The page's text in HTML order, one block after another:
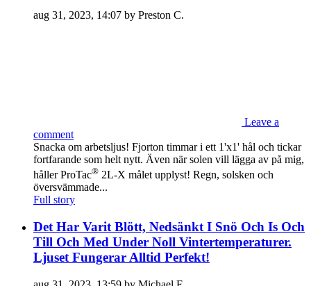
aug 31, 2023, 14:07 by Preston C.
Leave a
comment
Snacka om arbetsljus! Fjorton timmar i ett 1'x1' hål och tickar
fortfarande som helt nytt. Även när solen vill lägga av på mig,
håller ProTac® 2L-X målet upplyst! Regn, solsken och
översvämmade...
Full story
Det Har Varit Blött, Nedsänkt I Snö Och Is Och
Till Och Med Under Noll Vintertemperaturer.
Ljuset Fungerar Alltid Perfekt!